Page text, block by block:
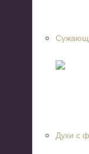
Духи с